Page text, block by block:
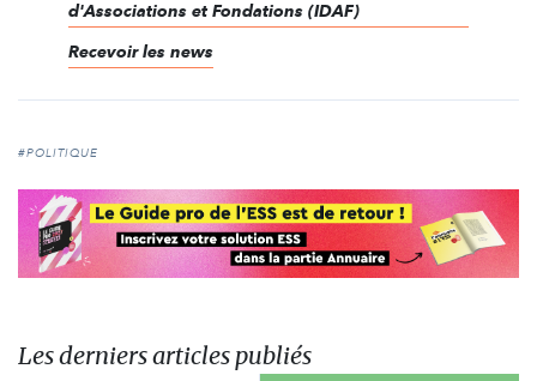
d'Associations et Fondations (IDAF)
Recevoir les news
#POLITIQUE
Les derniers articles publiés